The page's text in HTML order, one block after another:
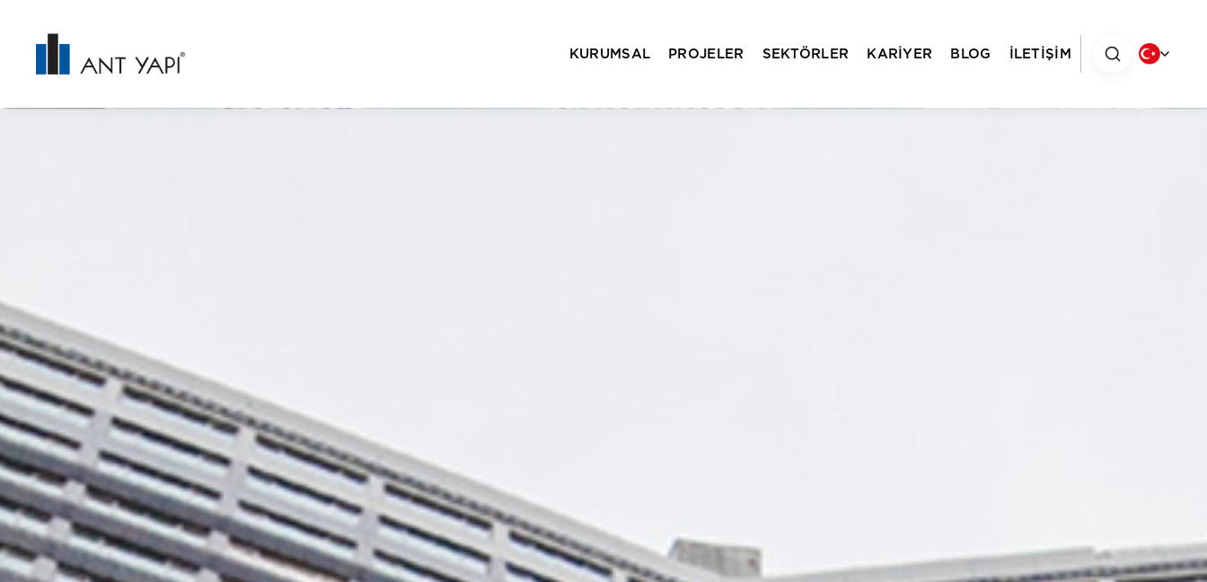
KURUMSAL PROJELER SEKTÖRLER KARİYER BLOG İLETİŞİM